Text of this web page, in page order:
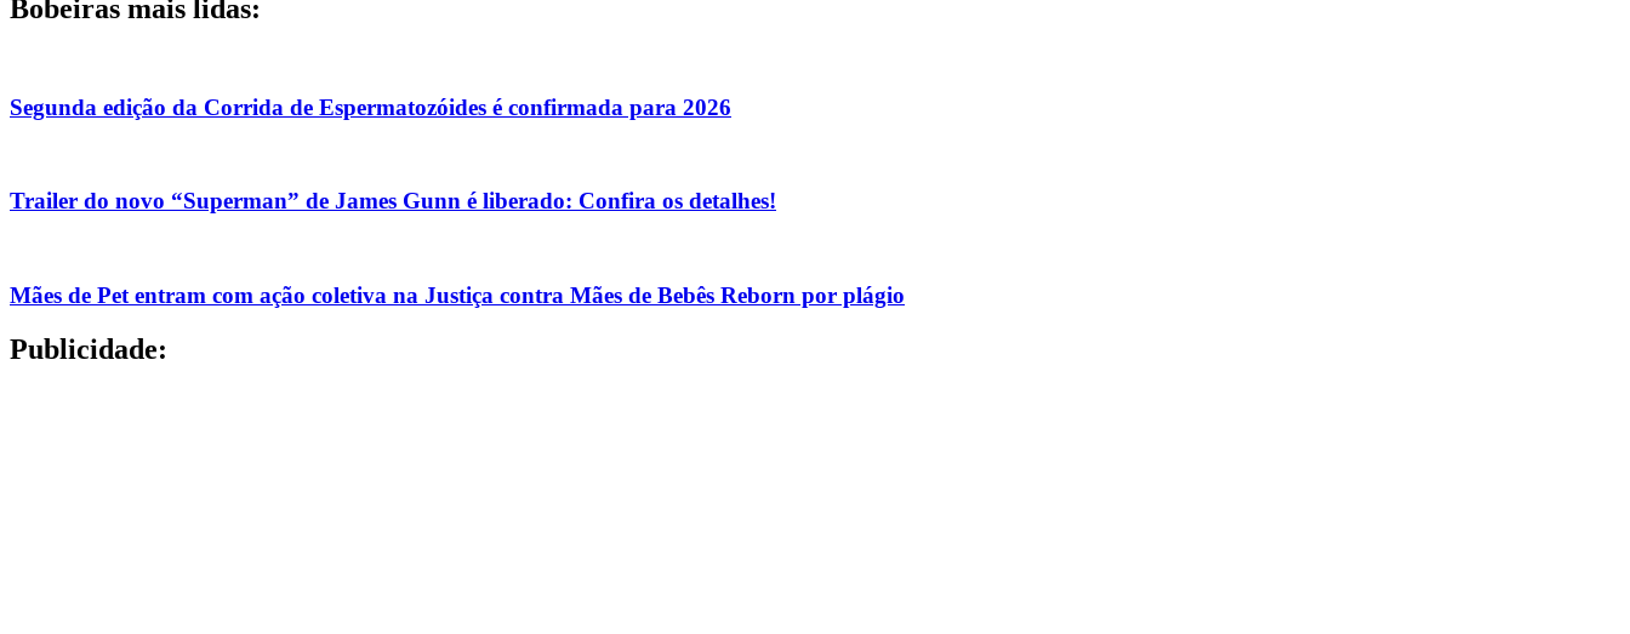
Bobeiras mais lidas:
Segunda edição da Corrida de Espermatozóides é confirmada para 2026
Trailer do novo “Superman” de James Gunn é liberado: Confira os detalhes!
Mães de Pet entram com ação coletiva na Justiça contra Mães de Bebês Reborn por plágio
Publicidade: